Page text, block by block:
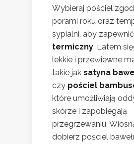
Wybieraj pościel
porami roku oraz
sypialni, aby zapewnić
termiczny. Latem
lekkie i przewiewne
takie jak satyna
czy pościel
które umożliwiają
skórze i zapobiegają
przegrzewaniu.
dobierz pościel